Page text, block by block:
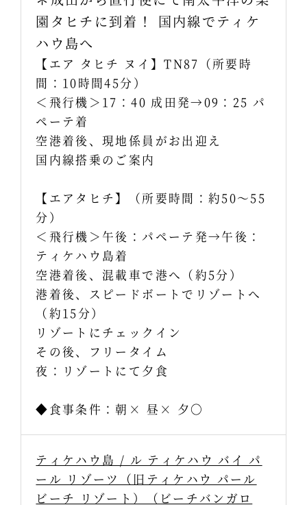
園タヒチに到着！ 国内線でティケ
ハウ島へ
【エア タヒチ ヌイ】TN87（所要時
間：10時間45分）
＜飛行機＞17：40 成田発→09：25 パ
ペーテ着
空港着後、現地係員がお出迎え
国内線搭乗のご案内
【エアタヒチ】（所要時間：約50～55
分）
＜飛行機＞午後：パペーテ発→午後：
ティケハウ島着
空港着後、混載車で港へ（約5分）
港着後、スピードボートでリゾートへ
（約15分）
リゾートにチェックイン
その後、フリータイム
夜：リゾートにて夕食
◆食事条件：朝× 昼× 夕〇
ティケハウ島 / ル ティケハウ バイ パ
ール リゾーツ（旧ティケハウ パール
ビーチ リゾート）（ビーチバンガロ